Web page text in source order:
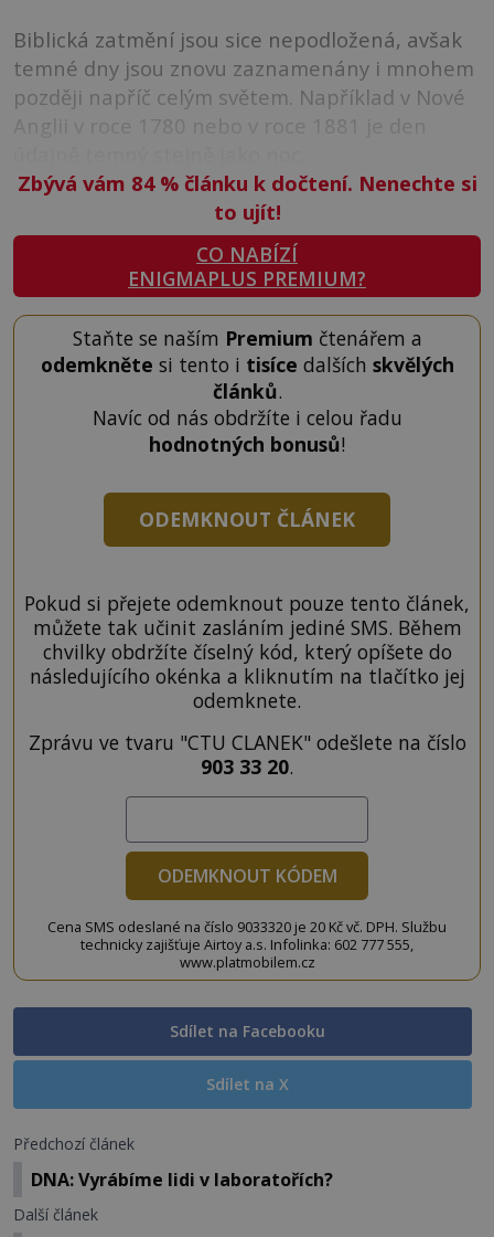
Biblická zatmění jsou sice nepodložená, avšak
temné dny jsou znovu zaznamenány i mnohem
později napříč celým světem. Například v Nové
Anglii v roce 1780 nebo v roce 1881 je den
Zbývá vám 84 %článku k dočtení. Nenechte si
to ujít!
CO NABÍZÍ
ENIGMAPLUS PREMIUM?
Staňte se naším Premium čtenářem a
odemkněte si tento i tisíce dalších skvělých
článků.
Navíc od nás obdržíte i celou řadu
hodnotných bonusů!
ODEMKNOUT ČLÁNEK
Pokud si přejete odemknout pouze tento článek,
můžete tak učinit zasláním jediné SMS. Během
chvilky obdržíte číselný kód, který opíšete do
následujícího okénka a kliknutím na tlačítko jej
odemknete.
Zprávu ve tvaru "CTU CLANEK" odešlete na číslo
903 33 20.
ODEMKNOUT KÓDEM
Cena SMS odeslané na číslo 9033320 je 20 Kč vč. DPH. Službu
technicky zajišťuje Airtoy a.s. Infolinka: 602 777 555,
www.platmobilem.cz
Sdílet na Facebooku
Sdílet na X
Předchozí článek
DNA: Vyrábíme lidi v laboratořích?
Další článek